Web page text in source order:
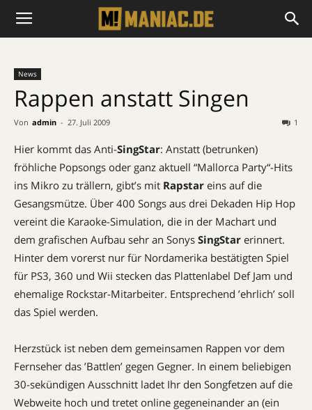
News
Rappen anstatt Singen
Von admin - 27. Juli 2009 1
Hier kommt das Anti-SingStar: Anstatt (betrunken)
fröhliche Popsongs oder ganz aktuell “Mallorca Party“-Hits
ins Mikro zu trällern, gibt’s mit Rapstar eins auf die
Gesangsmütze. Über 400 Songs aus drei Dekaden Hip Hop
vereint die Karaoke-Simulation, die in der Machart und
dem grafischen Aufbau sehr an Sonys SingStar erinnert.
Hinter dem vorerst nur für Nordamerika bestätigten Spiel
für PS3, 360 und Wii stecken das Plattenlabel Def Jam und
ehemalige Rockstar-Mitarbeiter. Entsprechend ’ehrlich’ soll
das Spiel werden.
Herzstück ist neben dem gemeinsamen Rappen vor dem
Fernseher das ’Battlen’ gegen Gegner. In einem beliebigen
30-sekündigen Ausschnitt ladet Ihr den Songfetzen auf die
Webweite hoch und tretet online gegeneinander an (ein